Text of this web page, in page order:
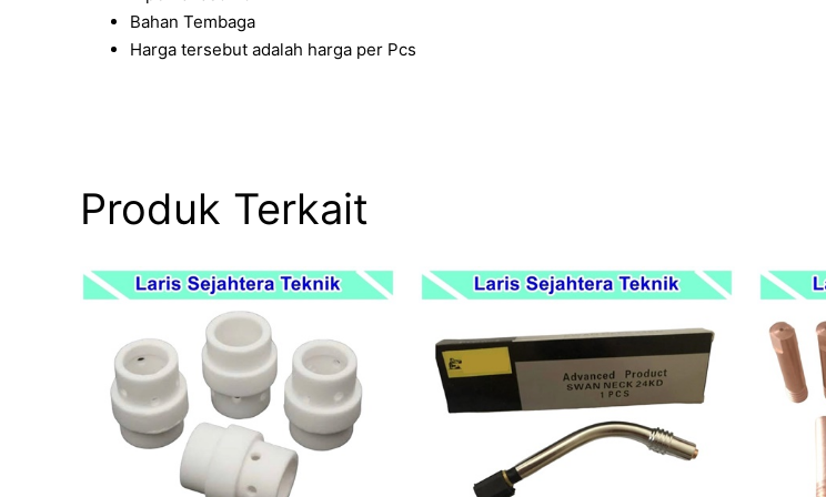
Bahan Tembaga
Harga tersebut adalah harga per Pcs
Produk Terkait